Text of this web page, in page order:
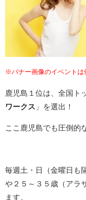
※バナー画像のイベントは
鹿児島１位は、全国ト
ワークス 」を選出！
ここ鹿児島でも圧倒的
毎週土・日（金曜日も
や２５～３５歳（アラ
ます。